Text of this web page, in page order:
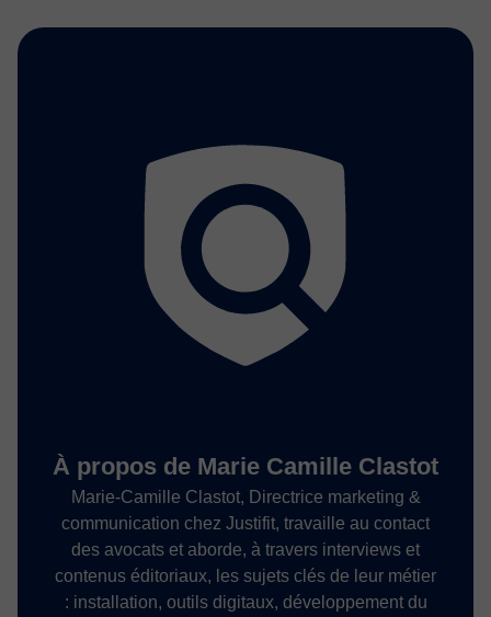
À propos de Marie Camille Clastot
Marie-Camille Clastot, Directrice marketing &
communication chez Justifit, travaille au contact
des avocats et aborde, à travers interviews et
contenus éditoriaux, les sujets clés de leur métier
: installation, outils digitaux, développement du